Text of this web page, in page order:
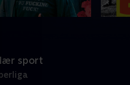
sport